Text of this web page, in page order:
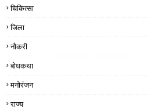
चिकित्सा
जिला
नौकरी
बोधकथा
मनोरंजन
राज्य